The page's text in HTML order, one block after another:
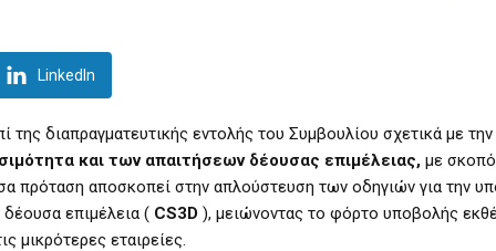
LinkedIn
διαπραγματευτικής εντολής του Συμβουλίου σχετικά με την
και των απαιτήσεων δέουσας επιμέλειας, με
πρόταση αποσκοπεί στην απλούστευση των οδηγιών για την
επιμέλεια ( CS3D ), μειώνοντας το φόρτο υποβολής
μικρότερες εταιρείες.